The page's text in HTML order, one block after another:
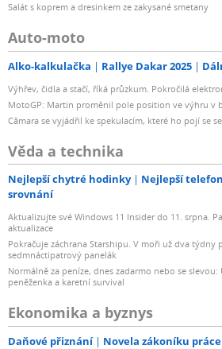
Salát s koprem a dresinkem ze zakysané smetany
Auto-moto
Alko-kalkulačka Rallye Dakar 2025
Výhřev, čidla a stačí, říká průzkum. Pokročilá
MotoGP: Martin proměnil pole position ve výhru v
Câmara se vyjádřil ke spekulacím, které ho pojí se
Věda a technika
Nejlepší chytré hodinky Nejlepší
srovnání
Aktualizujte své Windows 11 Insider do 11. srpna.
aktualizace
Pokračuje záchrana Starshipu. V moři už dva týdny
sedmnáctipatrový panelák
Normálně za peníze, dnes zadarmo nebo se
peněženka a karetní survival
Ekonomika a byznys
Daňové přiznání Novela zákoníku práce